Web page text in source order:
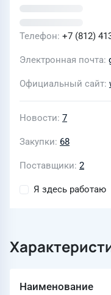
Телефон +7 (812)
Электронная почта
Официальный сайт
Новости 7
Закупки 68
Поставщики 2
Я здесь работаю
Наименование